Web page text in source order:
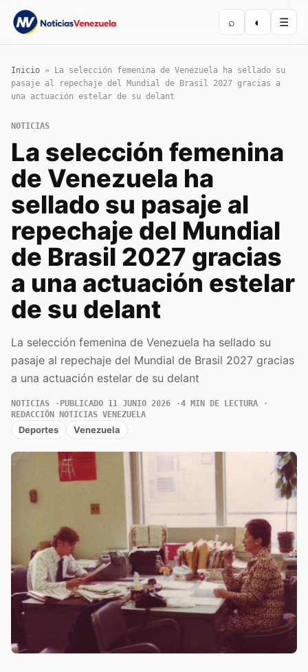
⌕ ◐ ☰
Inicio »
La selección femenina de Venezuela ha sellado su
pasaje al repechaje del Mundial de Brasil 2027 gracias a
una actuación estelar de su delant
NOTICIAS
La selección femenina
de Venezuela ha
sellado su pasaje al
repechaje del Mundial
de Brasil 2027 gracias
a una actuación estelar
de su delant
La selección femenina de Venezuela ha sellado su
pasaje al repechaje del Mundial de Brasil 2027 gracias
a una actuación estelar de su delant
NOTICIAS PUBLICADO 11 JUNIO 2026
4 MIN DE LECTURA
REDACCIÓN NOTICIAS VENEZUELA
Deportes Venezuela